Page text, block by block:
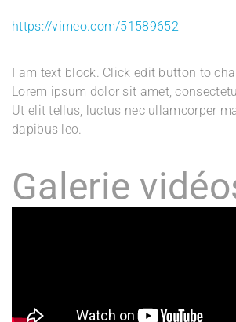
https://vimeo.com/51589652
I am text block. Click edit button to
Lorem ipsum dolor sit amet,
Ut elit tellus, luctus nec ullamcorper
dapibus leo.
Galerie